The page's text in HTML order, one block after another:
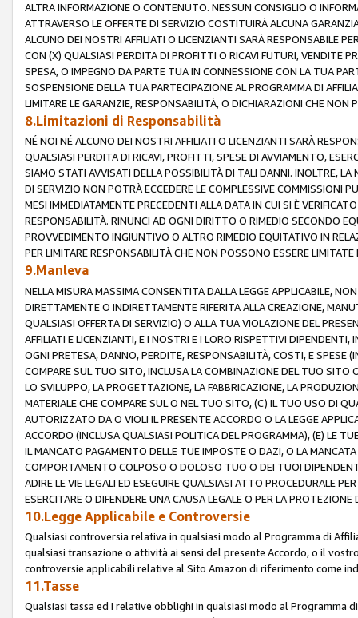
ALTRA INFORMAZIONE O CONTENUTO. NESSUN CONSIGLIO O
ATTRAVERSO LE OFFERTE DI SERVIZIO COSTITUIRÀ ALCUNA
ALCUNO DEI NOSTRI AFFILIATI O LICENZIANTI SARÀ RESPONSABILE
CON (X) QUALSIASI PERDITA DI PROFITTI O RICAVI FUTURI, VENDITE
SPESA, O IMPEGNO DA PARTE TUA IN CONNESSIONE CON LA TUA
SOSPENSIONE DELLA TUA PARTECIPAZIONE AL PROGRAMMA DI
LIMITARE LE GARANZIE, RESPONSABILITÀ, O DICHIARAZIONI CHE NON
8.Limitazioni di Responsabilità
NÉ NOI NÉ ALCUNO DEI NOSTRI AFFILIATI O LICENZIANTI SARÀ
QUALSIASI PERDITA DI RICAVI, PROFITTI, SPESE DI AVVIAMENTO,
SIAMO STATI AVVISATI DELLA POSSIBILITÀ DI TALI DANNI. INOLTRE,
DI SERVIZIO NON POTRÀ ECCEDERE LE COMPLESSIVE COMMISSIONI
MESI IMMEDIATAMENTE PRECEDENTI ALLA DATA IN CUI SI È
RESPONSABILITÀ. RINUNCI AD OGNI DIRITTO O RIMEDIO SECONDO
PROVVEDIMENTO INGIUNTIVO O ALTRO RIMEDIO EQUITATIVO IN
PER LIMITARE RESPONSABILITÀ CHE NON POSSONO ESSERE LIMITATE
9.Manleva
NELLA MISURA MASSIMA CONSENTITA DALLA LEGGE APPLICABILE,
DIRETTAMENTE O INDIRETTAMENTE RIFERITA ALLA CREAZIONE,
QUALSIASI OFFERTA DI SERVIZIO) O ALLA TUA VIOLAZIONE DEL
AFFILIATI E LICENZIANTI, E I NOSTRI E I LORO RISPETTIVI
OGNI PRETESA, DANNO, PERDITE, RESPONSABILITÀ, COSTI, E SPESE
COMPARE SUL TUO SITO, INCLUSA LA COMBINAZIONE DEL TUO SITO
LO SVILUPPO, LA PROGETTAZIONE, LA FABBRICAZIONE, LA
MATERIALE CHE COMPARE SUL O NEL TUO SITO, (C) IL TUO USO DI
AUTORIZZATO DA O VIOLI IL PRESENTE ACCORDO O LA LEGGE
ACCORDO (INCLUSA QUALSIASI POLITICA DEL PROGRAMMA), (E) LE
IL MANCATO PAGAMENTO DELLE TUE IMPOSTE O DAZI, O LA
COMPORTAMENTO COLPOSO O DOLOSO TUO O DEI TUOI
ADIRE LE VIE LEGALI ED ESEGUIRE QUALSIASI ATTO PROCEDURALE
ESERCITARE O DIFENDERE UNA CAUSA LEGALE O PER LA
10.Legge Applicabile e Controversie
Qualsiasi controversia relativa in qualsiasi modo al Programma di
qualsiasi transazione o attività ai sensi del presente Accordo, o il
controversie applicabili relative al Sito Amazon di riferimento come
11.Tasse
Qualsiasi tassa ed I relative obblighi in qualsiasi modo al